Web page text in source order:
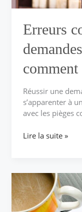
Erreurs
Réussir une
s’apparenter à
avec les pièges
éviter
Lire la suite »
Le
processus
étape